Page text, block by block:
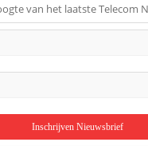
van het laatste Telecom